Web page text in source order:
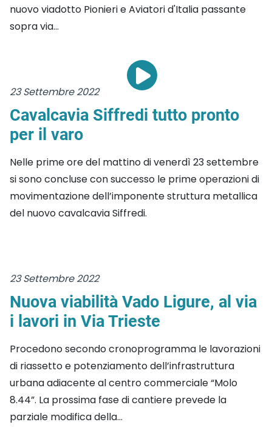
nuovo viadotto Pionieri e Aviatori d'Italia passante
sopra via...
23 Settembre 2022
Cavalcavia Siffredi tutto pronto
per il varo
Nelle prime ore del mattino di venerdì 23 settembre
si sono concluse con successo le prime operazioni di
movimentazione dell’imponente struttura metallica
del nuovo cavalcavia Siffredi.
23 Settembre 2022
Nuova viabilità Vado Ligure, al via
i lavori in Via Trieste
Procedono secondo cronoprogramma le lavorazioni
di riassetto e potenziamento dell’infrastruttura
urbana adiacente al centro commerciale “Molo
8.44”. La prossima fase di cantiere prevede la
parziale modifica della...